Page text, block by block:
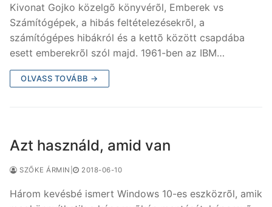
Kivonat Gojko közelgõ könyvérõl, Emberek vs
Számítógépek, a hibás feltételezésekrõl, a
számítógépes hibákról és a kettõ között csapdába
esett emberekrõl szól majd. 1961-ben az IBM…
OLVASS TOVÁBB →
Azt használd, amid van
SZŐKE ÁRMIN 2018-06-10
Három kevésbé ismert Windows 10-es eszközrõl, amik